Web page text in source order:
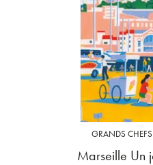
GRANDS CHEFS
Marseille Un